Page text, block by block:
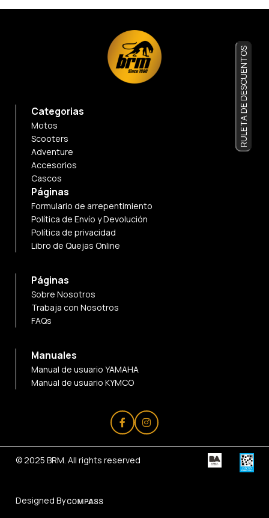
Categorias
Motos
Scooters
Adventure
Accesorios
Cascos
Páginas
Formulario de arrepentimiento
Política de Envío y Devolución
Política de privacidad
Libro de Quejas Online
Páginas
Sobre Nosotros
Trabaja con Nosotros
FAQs
Manuales
Manual de usuario YAMAHA
Manual de usuario KYMCO
© 2025 BRM. All rights reserved
Designed By
RULETA DE DESCUENTOS